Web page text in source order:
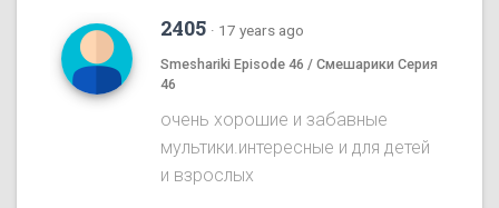
2405 · 17 years ago
Smeshariki Episode 46 / Смешарики Серия
46
очень хорошие и забавные
мультики.интересные и для детей
и взрослых